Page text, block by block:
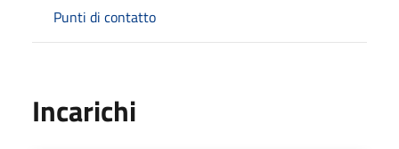
Punti di contatto
Incarichi